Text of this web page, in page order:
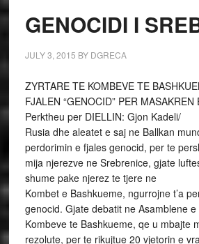
GENOCIDI I
JULY 3, 2015 BY DGRECA
ZYRTARE TE KOMBEVE TE
FJALEN “GENOCID” PER
Perktheu per DIELLIN: Gjon Kadeli/
Rusia dhe aleatet e saj ne Ballkan
perdorimin e fjales genocid, per te
mija njerezve ne Srebrenice, gjate
shume pake njerez te tjere ne
Kombet e Bashkueme, ngurrojne t’a
genocid. Gjate debatit ne Asamblene
Kombeve te Bashkueme, qe u mbajte
rezolute, per te rikujtue 20 vjetorin e